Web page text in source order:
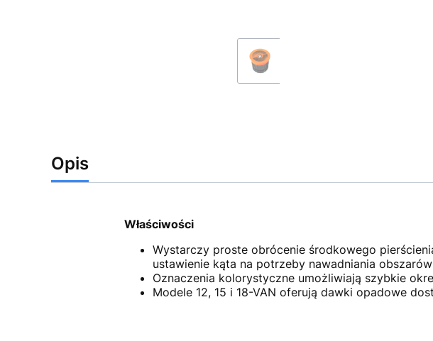
Opis
Właściwości
Wystarczy proste obrócenie środkowego
ustawienie kąta na potrzeby nawadniania
Oznaczenia kolorystyczne umożliwiają szybkie
Modele 12, 15 i 18-VAN oferują dawki opadowe